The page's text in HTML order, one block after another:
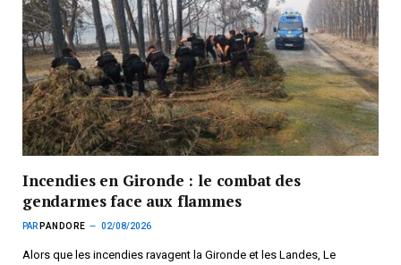
Incendies en Gironde : le combat des
gendarmes face aux flammes
PAR PANDORE 02/08/2026
Alors que les incendies ravagent la Gironde et les Landes, Le